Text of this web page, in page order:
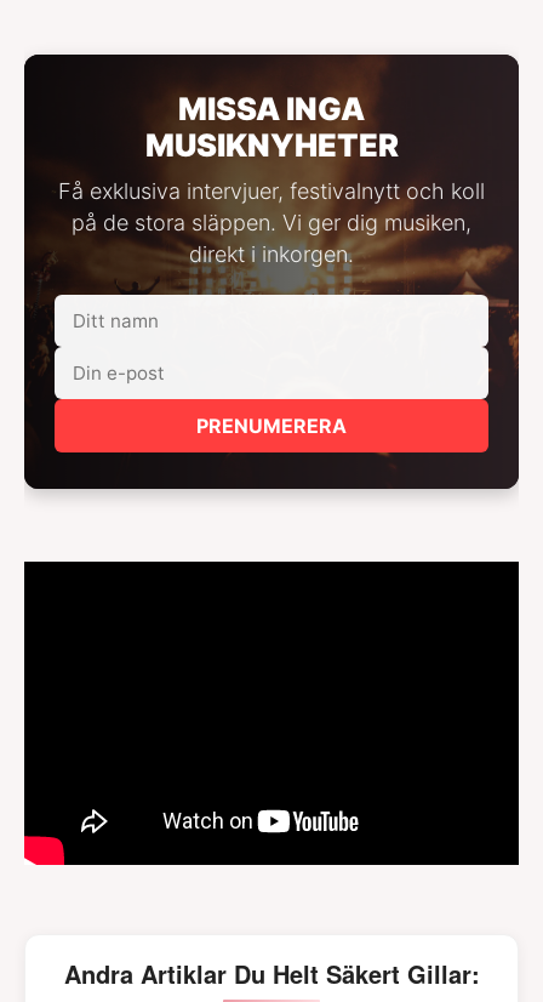
MISSA INGA
MUSIKNYHETER
Få exklusiva intervjuer, festivalnytt och koll
på de stora släppen. Vi ger dig musiken,
direkt i inkorgen.
PRENUMERERA
Andra Artiklar Du Helt Säkert Gillar: